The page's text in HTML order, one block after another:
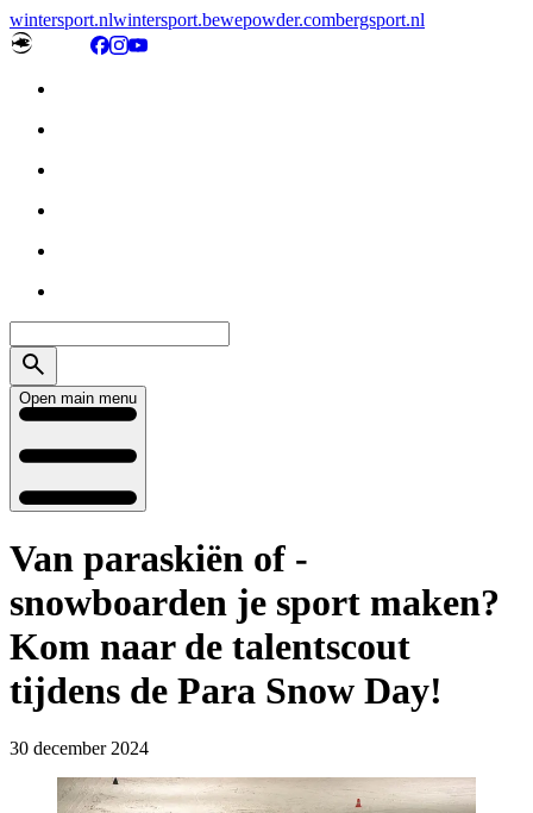
wintersport.nlwintersport.bewepowder.combergsport.nl
Open main menu
Van paraskiën of -
snowboarden je sport maken?
Kom naar de talentscout
tijdens de Para Snow Day!
30 december 2024